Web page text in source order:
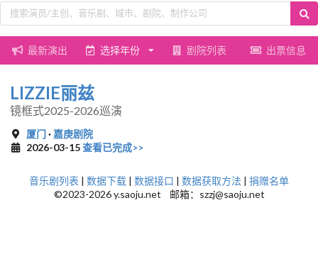
最新演出 选择年份 剧院列表 出票信息
LIZZIE丽兹
镜框式2025-2026巡演
厦门· 嘉庚剧院
2026-03-15查看已完成>>
音乐剧列表 | 数据下载 | 数据接口 | 数据获取方法 | 捐赠名单
©2023-2026 y.saoju.net 邮箱：szzj@saoju.net